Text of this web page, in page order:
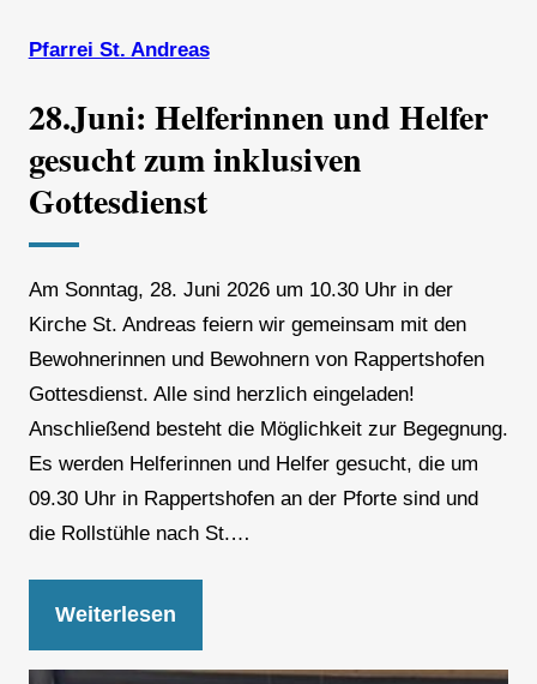
Pfarrei St. Andreas
28.Juni: Helferinnen und Helfer
gesucht zum inklusiven
Gottesdienst
Am Sonntag, 28. Juni 2026 um 10.30 Uhr in der
Kirche St. Andreas feiern wir gemeinsam mit den
Bewohnerinnen und Bewohnern von Rappertshofen
Gottesdienst. Alle sind herzlich eingeladen!
Anschließend besteht die Möglichkeit zur Begegnung.
Es werden Helferinnen und Helfer gesucht, die um
09.30 Uhr in Rappertshofen an der Pforte sind und
die Rollstühle nach St.…
Weiterlesen